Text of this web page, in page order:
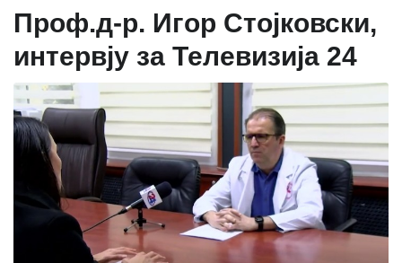
Проф.д-р. Игор Стојковски,
интервју за Телевизија 24